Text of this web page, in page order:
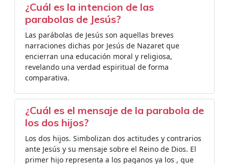
¿Cuál es la intencion de las
parabolas de Jesús?
Las parábolas de Jesús son aquellas breves
narraciones dichas por Jesús de Nazaret que
encierran una educación moral y religiosa,
revelando una verdad espiritual de forma
comparativa.
¿Cuál es el mensaje de la parabola de
los dos hijos?
Los dos hijos. Simbolizan dos actitudes y contrarios
ante Jesús y su mensaje sobre el Reino de Dios. El
primer hijo representa a los paganos ya los , que